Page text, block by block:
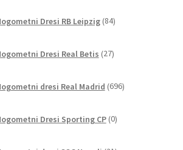
Dresi RB Leipzig 84izdelkov
Dresi Real Betis 27izdelkov
dresi Real Madrid 696izdelkov
Dresi Sporting CP 0izdelkov